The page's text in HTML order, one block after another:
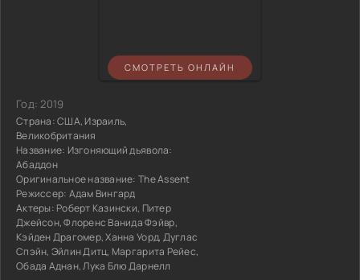
СМОТРЕТЬ ОНЛАЙН
Год:2019
Страна:США, Израиль,
Великобритания
Название: Изгоняющий дьявола:
Абаддон
Оригинальное название: The Assent
Режиссер: Адам Вингард
Актеры: Роберт Казински, Питер
Джейсон, Флоренс Ванида Фэйвр,
Кэйден Драгомер, Ханна Уорд, Дуглас
Спэйн, Эйлин Дитц, Маргарита Рейес,
Обада Аднан, Лука Блю Дарнелл